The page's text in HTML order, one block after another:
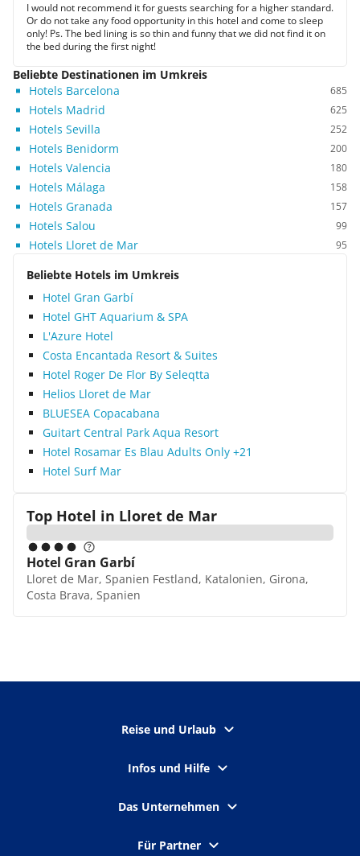
I would not recommend it for guests searching for a higher standard.
Or do not take any food opportunity in this hotel and come to sleep
only! Ps. The bed lining is so thin and funny that we did not find it on
the bed during the first night!
Beliebte Destinationen im Umkreis
Hotels Barcelona
685
Hotels Madrid 625
Hotels Sevilla 252
Hotels Benidorm 200
Hotels Valencia 180
Hotels Málaga 158
Hotels Granada 157
Hotels Salou 99
Hotels Lloret de Mar 95
Beliebte Hotels im Umkreis
Hotel Gran Garbí
Hotel GHT Aquarium & SPA
L'Azure Hotel
Costa Encantada Resort & Suites
Hotel Roger De Flor By Seleqtta
Helios Lloret de Mar
BLUESEA Copacabana
Guitart Central Park Aqua Resort
Hotel Rosamar Es Blau Adults Only +21
Hotel Surf Mar
Top Hotel in Lloret de Mar
Hotel Gran Garbí
Lloret de Mar, Spanien Festland, Katalonien, Girona,
Costa Brava, Spanien
Reise und Urlaub
Infos und Hilfe
Das Unternehmen
Für Partner